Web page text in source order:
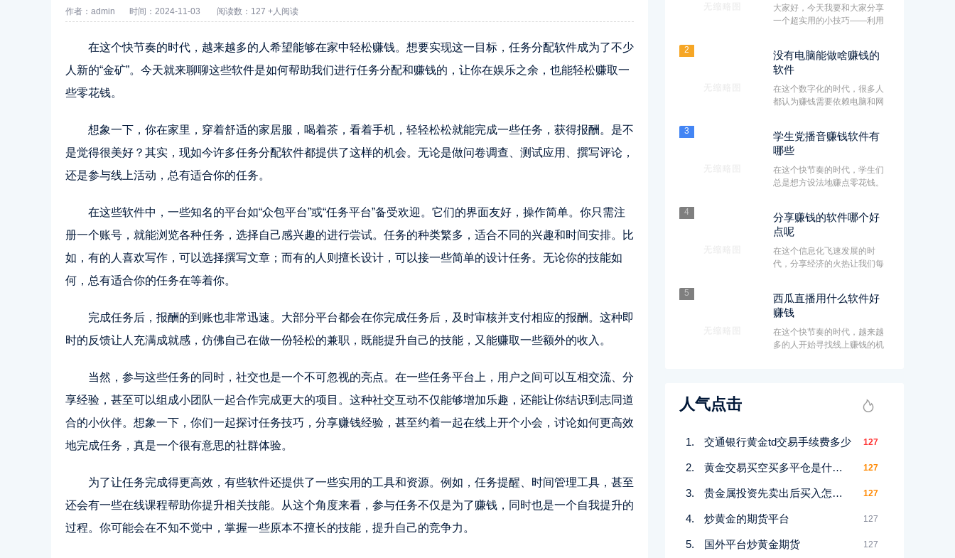
作者：admin 时间：2024-11-03 阅读数：127 +人阅读
在这个快节奏的时代，越来越多的人希望能够在家中轻松赚钱。想要实现这一目标，任务分配软件成为了不少
人新的“金矿”。今天就来聊聊这些软件是如何帮助我们进行任务分配和赚钱的，让你在娱乐之余，也能轻松赚取一
些零花钱。
想象一下，你在家里，穿着舒适的家居服，喝着茶，看着手机，轻轻松松就能完成一些任务，获得报酬。是不
是觉得很美好？其实，现如今许多任务分配软件都提供了这样的机会。无论是做问卷调查、测试应用、撰写评论，
还是参与线上活动，总有适合你的任务。
在这些软件中，一些知名的平台如“众包平台”或“任务平台”备受欢迎。它们的界面友好，操作简单。你只需注
册一个账号，就能浏览各种任务，选择自己感兴趣的进行尝试。任务的种类繁多，适合不同的兴趣和时间安排。比
如，有的人喜欢写作，可以选择撰写文章；而有的人则擅长设计，可以接一些简单的设计任务。无论你的技能如
何，总有适合你的任务在等着你。
完成任务后，报酬的到账也非常迅速。大部分平台都会在你完成任务后，及时审核并支付相应的报酬。这种即
时的反馈让人充满成就感，仿佛自己在做一份轻松的兼职，既能提升自己的技能，又能赚取一些额外的收入。
当然，参与这些任务的同时，社交也是一个不可忽视的亮点。在一些任务平台上，用户之间可以互相交流、分
享经验，甚至可以组成小团队一起合作完成更大的项目。这种社交互动不仅能够增加乐趣，还能让你结识到志同道
合的小伙伴。想象一下，你们一起探讨任务技巧，分享赚钱经验，甚至约着一起在线上开个小会，讨论如何更高效
地完成任务，真是一个很有意思的社群体验。
为了让任务完成得更高效，有些软件还提供了一些实用的工具和资源。例如，任务提醒、时间管理工具，甚至
还会有一些在线课程帮助你提升相关技能。从这个角度来看，参与任务不仅是为了赚钱，同时也是一个自我提升的
过程。你可能会在不知不觉中，掌握一些原本不擅长的技能，提升自己的竞争力。
大家好，今天我要和大家分享
一个超实用的小技巧——利用
2
没有电脑能做啥赚钱的
软件
在这个数字化的时代，很多人
都认为赚钱需要依赖电脑和网
3
学生党播音赚钱软件有
哪些
在这个快节奏的时代，学生们
总是想方设法地赚点零花钱。
4
分享赚钱的软件哪个好
点呢
在这个信息化飞速发展的时
代，分享经济的火热让我们每
5
西瓜直播用什么软件好
赚钱
在这个快节奏的时代，越来越
多的人开始寻找线上赚钱的机
人气点击
交通银行黄金td交易手续费多少 127
黄金交易买空买多平仓是什么意思 127
贵金属投资先卖出后买入怎么赚钱 127
炒黄金的期货平台 127
国外平台炒黄金期货 127